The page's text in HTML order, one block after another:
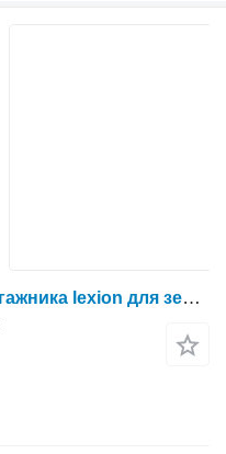
Облицовка Claas крышка багажника lexion для зерноуборочного комбайна Claas Lexion